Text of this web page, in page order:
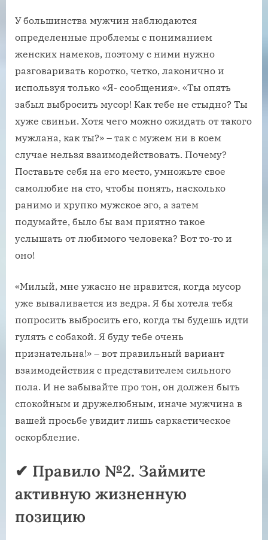
У большинства мужчин наблюдаются
определенные проблемы с пониманием
женских намеков, поэтому с ними нужно
разговаривать коротко, четко, лаконично и
используя только «Я- сообщения». «Ты опять
забыл выбросить мусор! Как тебе не стыдно? Ты
хуже свиньи. Хотя чего можно ожидать от такого
мужлана, как ты?» – так с мужем ни в коем
случае нельзя взаимодействовать. Почему?
Поставьте себя на его место, умножьте свое
самолюбие на сто, чтобы понять, насколько
ранимо и хрупко мужское эго, а затем
подумайте, было бы вам приятно такое
услышать от любимого человека? Вот то-то и
оно!
«Милый, мне ужасно не нравится, когда мусор
уже вываливается из ведра. Я бы хотела тебя
попросить выбросить его, когда ты будешь идти
гулять с собакой. Я буду тебе очень
признательна!» – вот правильный вариант
взаимодействия с представителем сильного
пола. И не забывайте про тон, он должен быть
спокойным и дружелюбным, иначе мужчина в
вашей просьбе увидит лишь саркастическое
оскорбление.
✔ Правило №2. Займите
активную жизненную
позицию